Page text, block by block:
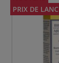
PRIX DE